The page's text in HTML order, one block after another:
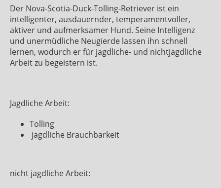
Der Nova-Scotia-Duck-Tolling-Retriever ist ein
intelligenter, ausdauernder, temperamentvoller,
aktiver und aufmerksamer Hund. Seine Intelligenz
und unermüdliche Neugierde lassen ihn schnell
lernen, wodurch er für jagdliche- und nichtjagdliche
Arbeit zu begeistern ist.
Jagdliche Arbeit:
Tolling
jagdliche Brauchbarkeit
nicht jagdliche Arbeit: